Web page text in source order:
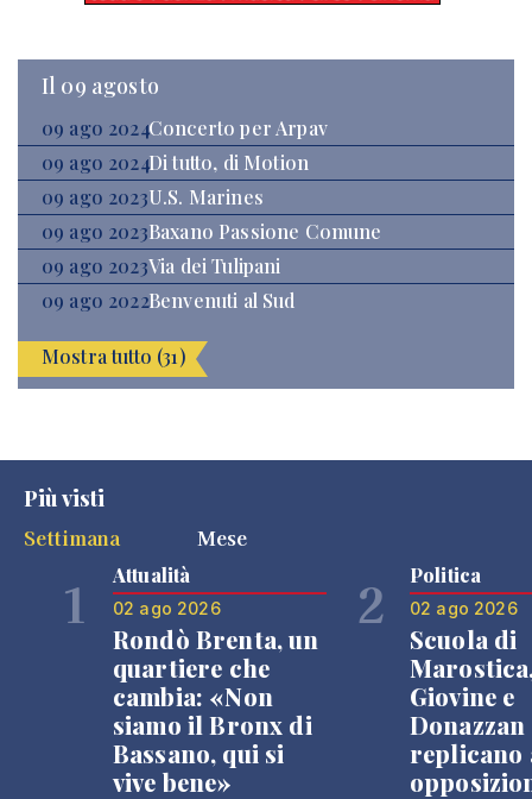
Il 09 agosto
09 ago 2024Concerto per Arpav
09 ago 2024Di tutto, di Motion
09 ago 2023U.S. Marines
09 ago 2023Baxano Passione Comune
09 ago 2023Via dei Tulipani
09 ago 2022Benvenuti al Sud
Mostra tutto (31)
Più visti
Settimana
Mese
1 Attualità
02 ago 2026
Rondò Brenta, un
quartiere che
cambia: «Non
siamo il Bronx di
Bassano, qui si
vive bene»
2 Politica
02 ago 2026
Scuola di
Giovine e
Donazzan
replicano